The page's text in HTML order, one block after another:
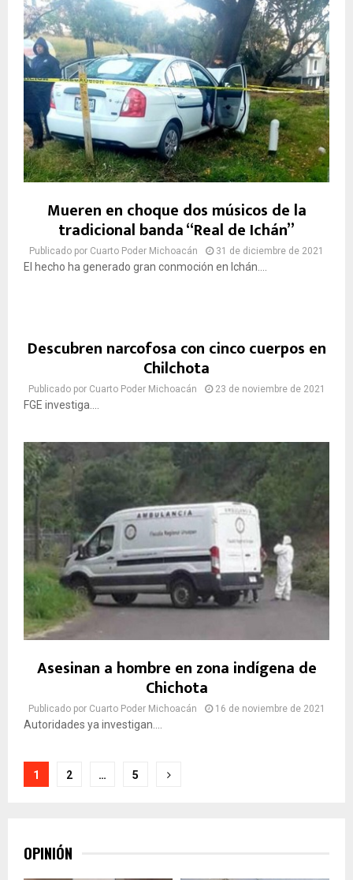
Mueren en choque dos músicos de la
tradicional banda “Real de Ichán”
Publicado por Cuarto Poder Michoacán 31 de diciembre de 2021
El hecho ha generado gran conmoción en Ichán....
Descubren narcofosa con cinco cuerpos en
Chilchota
Publicado por Cuarto Poder Michoacán 23 de noviembre de 2021
FGE investiga....
Asesinan a hombre en zona indígena de
Chichota
Publicado por Cuarto Poder Michoacán 16 de noviembre de 2021
Autoridades ya investigan....
Paginación
1 2 … 5
OPINIÓN